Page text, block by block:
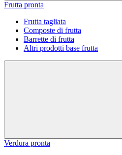
Frutta pronta
Frutta tagliata
Composte di frutta
Barrette di frutta
Altri prodotti base frutta
Verdura pronta